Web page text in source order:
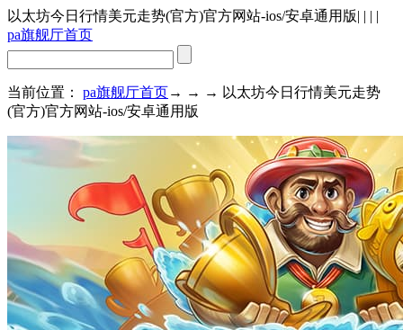
以太坊今日行情美元走势(官方)官方网站-ios/安卓通用版| | | |
pa旗舰厅首页
当前位置： pa旗舰厅首页→ → → 以太坊今日行情美元走势
(官方)官方网站-ios/安卓通用版